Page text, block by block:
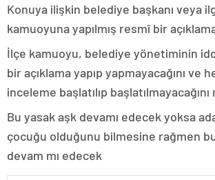
Konuya ilişkin belediye başkanı veya
kamuoyuna yapılmış resmî bir
İlçe kamuoyu, belediye yönetiminin
bir açıklama yapıp yapmayacağını ve
inceleme başlatılıp
Bu yasak aşk devamı edecek yoksa
çocuğu olduğunu bilmesine rağmen
devam mı edecek